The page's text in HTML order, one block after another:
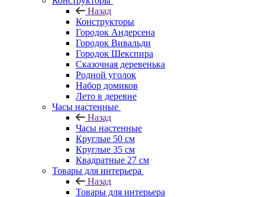
Назад
Конструкторы
Городок Андерсена
Городок Вивальди
Городок Шекспира
Сказочная деревенька
Родной уголок
Набор домиков
Лето в деревне
Часы настенные
Назад
Часы настенные
Круглые 50 см
Круглые 35 см
Квадратные 27 см
Товары для интерьера
Назад
Товары для интерьера